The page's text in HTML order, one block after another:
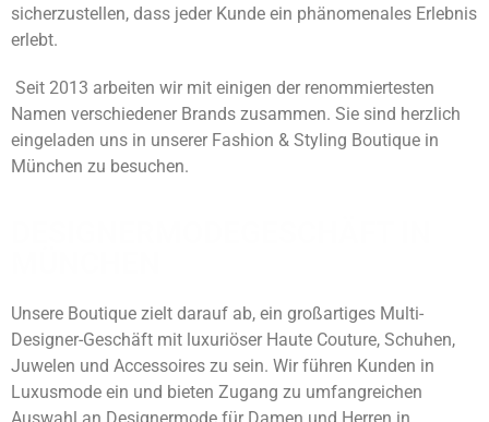
sicherzustellen, dass jeder Kunde ein phänomenales Erlebnis
erlebt.
Seit 2013 arbeiten wir mit einigen der renommiertesten
Namen verschiedener Brands zusammen. Sie sind herzlich
eingeladen uns in unserer Fashion & Styling Boutique in
München zu besuchen.
Unsere Boutique zielt darauf ab, ein großartiges Multi-
Designer-Geschäft mit luxuriöser Haute Couture, Schuhen,
Juwelen und Accessoires zu sein. Wir führen Kunden in
Luxusmode ein und bieten Zugang zu umfangreichen
Auswahl an Designermode für Damen und Herren in